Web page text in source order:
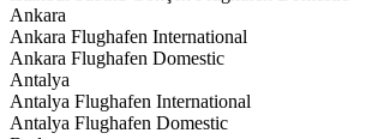
Ankara
Ankara Flughafen International
Ankara Flughafen Domestic
Antalya
Antalya Flughafen International
Antalya Flughafen Domestic